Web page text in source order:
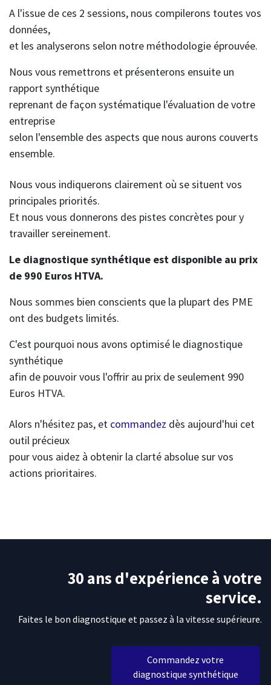
A l'issue de ces 2 sessions, nous compilerons toutes vos
données,
et les analyserons selon notre méthodologie éprouvée.
Nous vous remettrons et présenterons ensuite un
rapport synthétique
reprenant de façon systématique l'évaluation de votre
entreprise
selon l'ensemble des aspects que nous aurons couverts
ensemble.
Nous vous indiquerons clairement où se situent vos
principales priorités.
Et nous vous donnerons des pistes concrètes pour y
travailler sereinement.
Le diagnostique synthétique est disponible au prix
de 990 Euros HTVA.
Nous sommes bien conscients que la plupart des PME
ont des budgets limités.
C'est pourquoi nous avons optimisé le diagnostique
synthétique
afin de pouvoir vous l'offrir au prix de seulement 990
Euros HTVA.
Alors n'hésitez pas, et commandez dès aujourd'hui cet
outil précieux
pour vous aidez à obtenir la clarté absolue sur vos
actions prioritaires.
30 ans d'expérience à votre
service.
Faites le bon diagnostique et passez à la vitesse supérieure.
Commandez votre
diagnostique synthétique